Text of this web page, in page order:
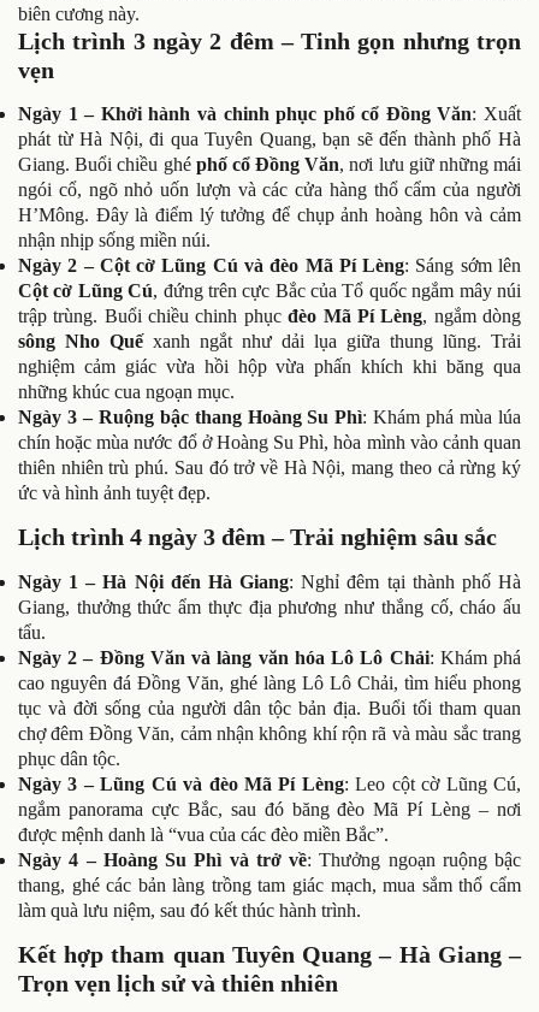
biên cương này.
Lịch trình 3 ngày 2 đêm – Tinh gọn nhưng trọn
vẹn
Ngày 1 – Khởi hành và chinh phục phố cổ Đồng Văn: Xuất
phát từ Hà Nội, đi qua Tuyên Quang, bạn sẽ đến thành phố Hà
Giang. Buổi chiều ghé phố cổ Đồng Văn, nơi lưu giữ những mái
ngói cổ, ngõ nhỏ uốn lượn và các cửa hàng thổ cẩm của người
H’Mông. Đây là điểm lý tưởng để chụp ảnh hoàng hôn và cảm
nhận nhịp sống miền núi.
Ngày 2 – Cột cờ Lũng Cú và đèo Mã Pí Lèng: Sáng sớm lên
Cột cờ Lũng Cú, đứng trên cực Bắc của Tổ quốc ngắm mây núi
trập trùng. Buổi chiều chinh phụcđèo Mã Pí Lèng, ngắm dòng
sông Nho Quếxanh ngắt như dải lụa giữa thung lũng. Trải
nghiệm cảm giác vừa hồi hộp vừa phấn khích khi băng qua
những khúc cua ngoạn mục.
Ngày 3 – Ruộng bậc thang Hoàng Su Phì: Khám phá mùa lúa
chín hoặc mùa nước đổ ở Hoàng Su Phì, hòa mình vào cảnh quan
thiên nhiên trù phú. Sau đó trở về Hà Nội, mang theo cả rừng ký
ức và hình ảnh tuyệt đẹp.
Lịch trình 4 ngày 3 đêm – Trải nghiệm sâu sắc
Ngày 1 – Hà Nội đến Hà Giang: Nghỉ đêm tại thành phố Hà
Giang, thưởng thức ẩm thực địa phương như thắng cố, cháo ấu
tẩu.
Ngày 2 – Đồng Văn và làng văn hóa Lô Lô Chải: Khám phá
cao nguyên đá Đồng Văn, ghé làng Lô Lô Chải, tìm hiểu phong
tục và đời sống của người dân tộc bản địa. Buổi tối tham quan
chợ đêm Đồng Văn, cảm nhận không khí rộn rã và màu sắc trang
phục dân tộc.
Ngày 3 – Lũng Cú và đèo Mã Pí Lèng: Leo cột cờ Lũng Cú,
ngắm panorama cực Bắc, sau đó băng đèo Mã Pí Lèng – nơi
được mệnh danh là “vua của các đèo miền Bắc”.
Ngày 4 – Hoàng Su Phì và trở về: Thưởng ngoạn ruộng bậc
thang, ghé các bản làng trồng tam giác mạch, mua sắm thổ cẩm
làm quà lưu niệm, sau đó kết thúc hành trình.
Kết hợp tham quan Tuyên Quang – Hà Giang –
Trọn vẹn lịch sử và thiên nhiên